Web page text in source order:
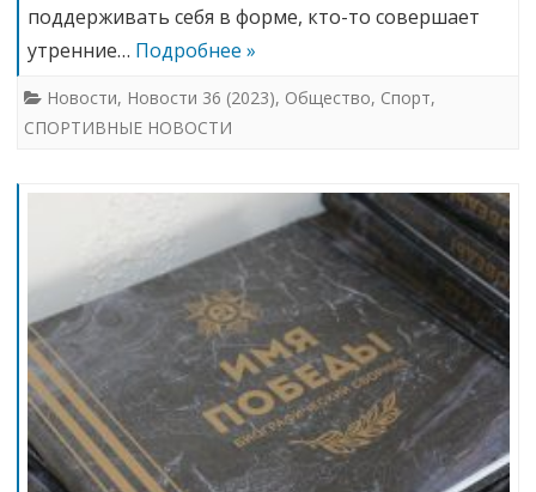
поддерживать себя в форме, кто-то совершает
утренние… Подробнее »
Новости, Новости 36 (2023), Общество, Спорт,
СПОРТИВНЫЕ НОВОСТИ